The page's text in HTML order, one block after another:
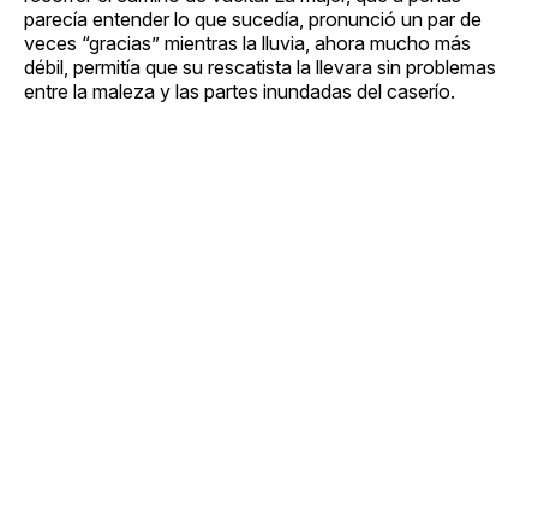
parecía entender lo que sucedía, pronunció un par de
veces “gracias” mientras la lluvia, ahora mucho más
débil, permitía que su rescatista la llevara sin problemas
entre la maleza y las partes inundadas del caserío.